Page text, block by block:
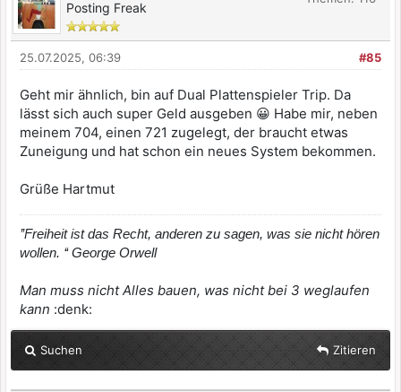
Posting Freak
#85
25.07.2025, 06:39
Geht mir ähnlich, bin auf Dual Plattenspieler Trip. Da
lässt sich auch super Geld ausgeben 😀 Habe mir, neben
meinem 704, einen 721 zugelegt, der braucht etwas
Zuneigung und hat schon ein neues System bekommen.
Grüße Hartmut
’’Freiheit ist das Recht, anderen zu sagen, was sie nicht hören
wollen. ‘‘ George Orwell
Man muss nicht Alles bauen, was nicht bei 3 weglaufen
kann :denk:
Suchen Zitieren